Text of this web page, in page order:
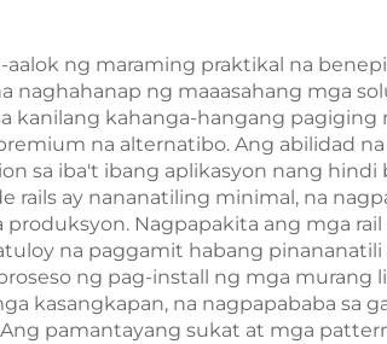
aalok ng maraming praktikal na
naghahanap ng maaasahang mga
kanilang kahanga-hangang
na alternatibo. Ang abilidad
sa iba't ibang aplikasyon nang
ay nananatiling minimal, na
Nagpapakita ang mga
na paggamit habang
ng pag-install ng mga
kasangkapan, na nagpapababa
pamantayang sukat at mga